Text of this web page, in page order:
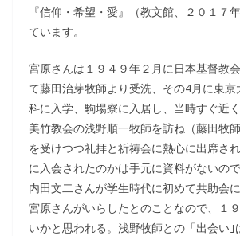
『信仰・希望・愛』（教文館、２０１７
ています。
宮原さんは１９４９年２月に日本基督教
て藤田治芽牧師より受洗、その4月に東
科に入学、駒場寮に入居し、当時すぐ近
美竹教会の浅野順一牧師を訪ね（藤田牧
を受けつつ礼拝と祈祷会に熱心に出席さ
に入会されたのかは手元に資料がないので
内田文二さんが学生時代に初めて共助会
宮原さんがいらしたとのことなので、１
いかと思われる。浅野牧師との「出会い